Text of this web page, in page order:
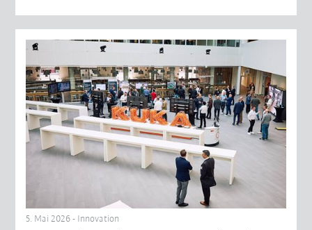
5. Mai 2026 - Innovation